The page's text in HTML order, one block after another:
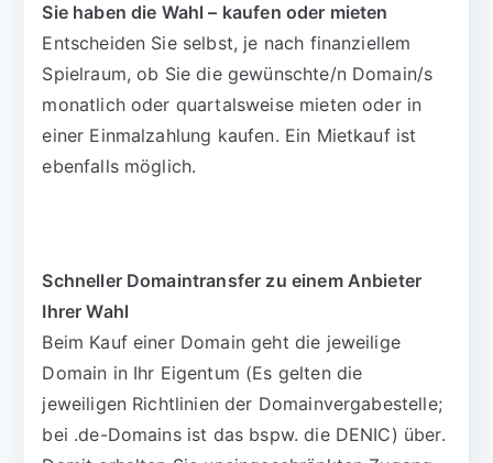
Sie haben die Wahl – kaufen oder mieten
Entscheiden Sie selbst, je nach finanziellem
Spielraum, ob Sie die gewünschte/n Domain/s
monatlich oder quartalsweise mieten oder in
einer Einmalzahlung kaufen. Ein Mietkauf ist
ebenfalls möglich.
Schneller Domaintransfer zu einem Anbieter
Ihrer Wahl
Beim Kauf einer Domain geht die jeweilige
Domain in Ihr Eigentum (Es gelten die
jeweiligen Richtlinien der Domainvergabestelle;
bei .de-Domains ist das bspw. die DENIC) über.